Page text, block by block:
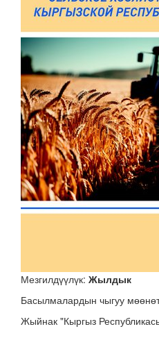
Мезгилдүүлүк: Жылдык
Басылмалардын чыгуу
Жыйнак "Кыргыз